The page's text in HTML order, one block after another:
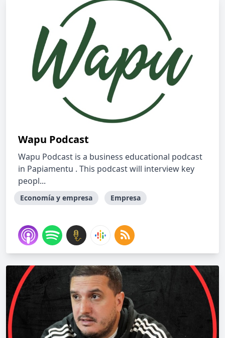
Wapu Podcast
Wapu Podcast is a business educational podcast
in Papiamentu . This podcast will interview key
peopl...
Economía y empresa Empresa